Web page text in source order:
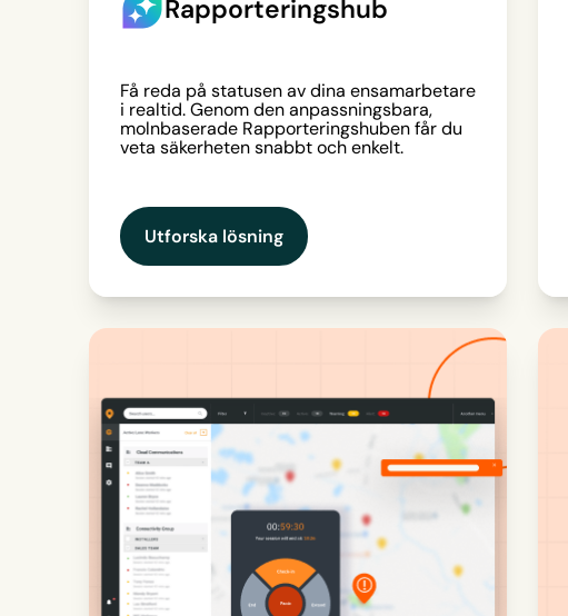
Rapporteringshub
Få reda på statusen av dina ensamarbetare
i realtid. Genom den anpassningsbara,
molnbaserade Rapporteringshuben får du
veta säkerheten snabbt och enkelt.
Utforska lösning